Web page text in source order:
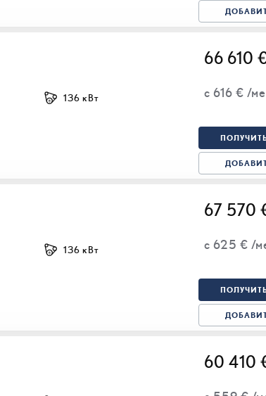
66 610
с 616 € /
136 кВт
67 570
с 625 € /
136 кВт
60 410